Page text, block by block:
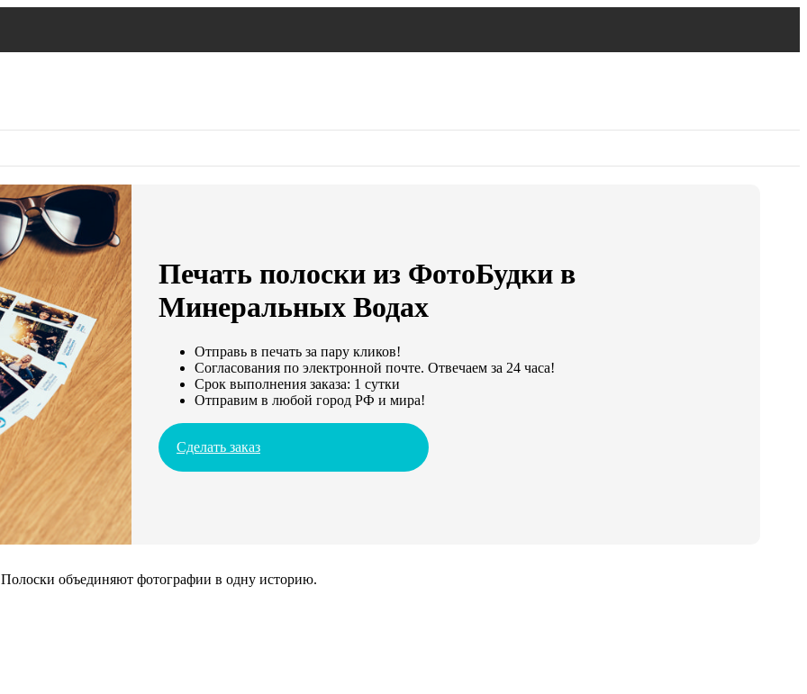
Печать полоски из ФотоБудки в
Минеральных Водах
Отправь в печать за пару кликов!
Согласования по электронной почте. Отвечаем за 24 часа!
Срок выполнения заказа: 1 сутки
Отправим в любой город РФ и мира!
Сделать заказ
объединяют фотографии в одну историю.